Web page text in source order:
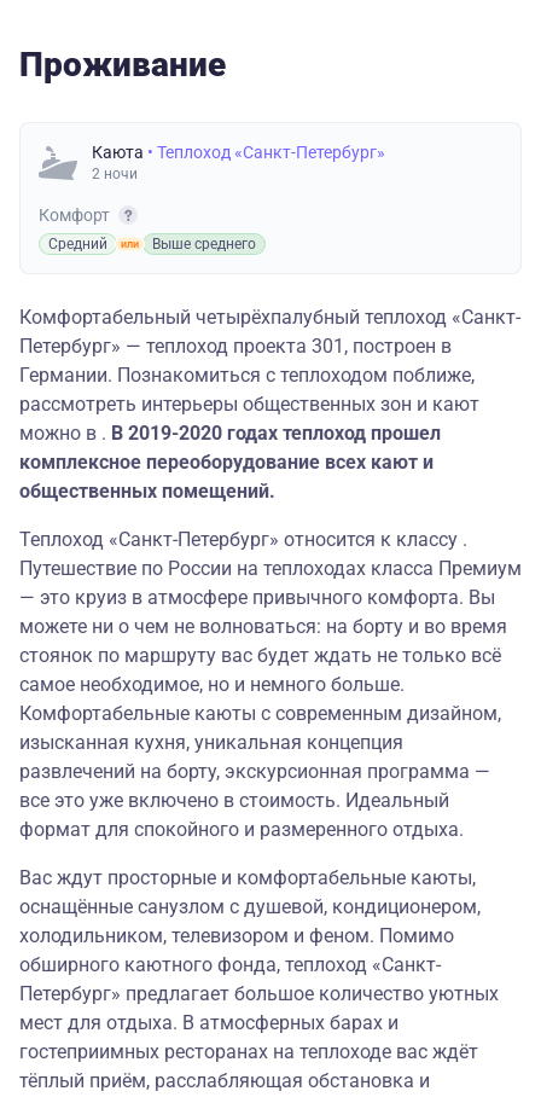
Проживание
Каюта • Теплоход «Санкт-Петербург»
2 ночи
Комфорт
Средний Выше среднего
Комфортабельный четырёхпалубный теплоход «Санкт-
Петербург» — теплоход проекта 301, построен в
Германии. Познакомиться с теплоходом поближе,
рассмотреть интерьеры общественных зон и кают
можно в . В 2019-2020 годах теплоход прошел
комплексное переоборудование всех кают и
общественных помещений.
Теплоход «Санкт-Петербург» относится к классу .
Путешествие по России на теплоходах класса Премиум
— это круиз в атмосфере привычного комфорта. Вы
можете ни о чем не волноваться: на борту и во время
стоянок по маршруту вас будет ждать не только всё
самое необходимое, но и немного больше.
Комфортабельные каюты с современным дизайном,
изысканная кухня, уникальная концепция
развлечений на борту, экскурсионная программа —
все это уже включено в стоимость. Идеальный
формат для спокойного и размеренного отдыха.
Вас ждут просторные и комфортабельные каюты,
оснащённые санузлом с душевой, кондиционером,
холодильником, телевизором и феном. Помимо
обширного каютного фонда, теплоход «Санкт-
Петербург» предлагает большое количество уютных
мест для отдыха. В атмосферных барах и
гостеприимных ресторанах на теплоходе вас ждёт
тёплый приём, расслабляющая обстановка и